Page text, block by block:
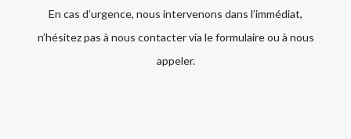
En cas d’urgence, nous intervenons dans l’immédiat,
n’hésitez pas à nous contacter via le formulaire ou à nous
appeler.